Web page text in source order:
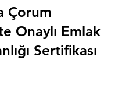
Çorum
Onaylı Emlak
Sertifikası